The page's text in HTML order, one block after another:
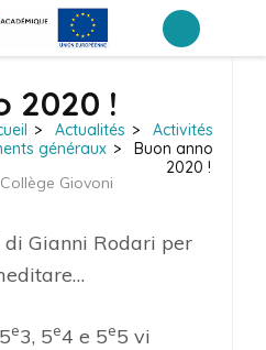
> Actualités >
Activités
généraux >
Buon anno
2020 !
2020 !
Giovoni
di Gianni Rodari per
e3, 5e4 e 5e5 vi